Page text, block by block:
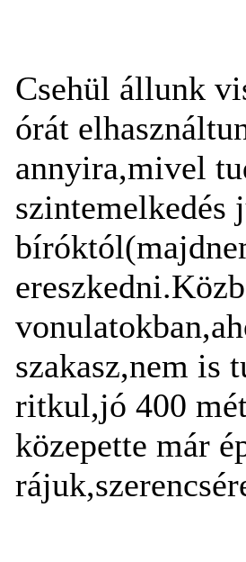
Csehül állunk
órát
annyira,mivel
szintemelkedés
szakasz,nem is
ritkul,jó 400
közepette már